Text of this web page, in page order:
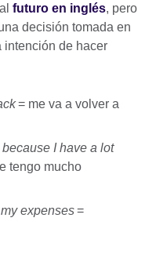
futuro en inglés, pero
decisión tomada en
intención de hacer
= me va a volver a
because I have a lot
tengo mucho
expenses=